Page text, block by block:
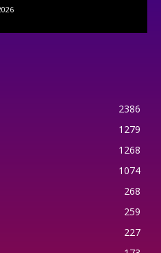
2386
1279
1268
1074
268
259
227